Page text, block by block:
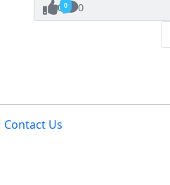
0 0
Contact Us